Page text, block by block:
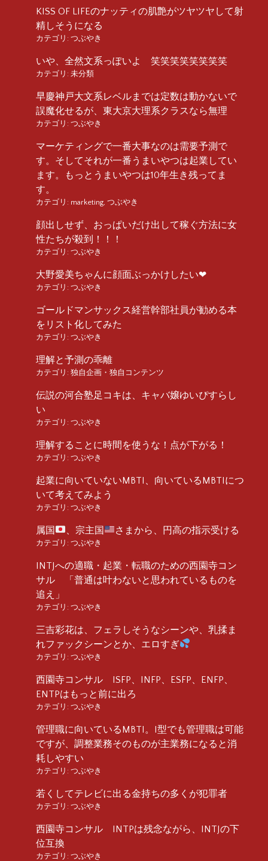
KISS OF LIFEのナッティの肌艶がツヤツヤして射
精しそうになる
カテゴリ: つぶやき
いや、全然文系っぽいよ 笑笑笑笑笑笑笑笑
カテゴリ: 未分類
早慶神戸大文系レベルまでは定数は動かないで
誤魔化せるが、東大京大理系クラスなら無理
カテゴリ: つぶやき
マーケティングで一番大事なのは需要予測で
す。そしてそれが一番うまいやつは起業してい
ます。もっとうまいやつは10年生き残ってま
す。
カテゴリ: marketing つぶやき
顔出しせず、おっぱいだけ出して稼ぐ方法に女
性たちが殺到！！！
カテゴリ: つぶやき
大野愛美ちゃんに顔面ぶっかけしたい❤︎
カテゴリ: つぶやき
ゴールドマンサックス経営幹部社員が勧める本
をリスト化してみた
カテゴリ: つぶやき
理解と予測の乖離
カテゴリ: 独自企画・独自コンテンツ
伝説の河合塾足コキは、キャバ嬢ゆいぴすらし
い
カテゴリ: つぶやき
理解することに時間を使うな！点が下がる！
カテゴリ: つぶやき
起業に向いていないMBTI、向いているMBTIにつ
いて考えてみよう
カテゴリ: つぶやき
属国 、宗主国 さまから、円高の指示受ける
カテゴリ: つぶやき
INTJへの適職・起業・転職のための西園寺コン
サル 「普通は叶わないと思われているものを
追え」
カテゴリ: つぶやき
三吉彩花は、フェラしそうなシーンや、乳揉ま
れファックシーンとか、エロすぎ
カテゴリ: つぶやき
西園寺コンサル ISFP、INFP、ESFP、ENFP、
ENTPはもっと前に出ろ
カテゴリ: つぶやき
管理職に向いているMBTI。I型でも管理職は可能
ですが、調整業務そのものが主業務になると消
耗しやすい
カテゴリ: つぶやき
若くしてテレビに出る金持ちの多くが犯罪者
カテゴリ: つぶやき
西園寺コンサル INTPは残念ながら、INTJの下
位互換
カテゴリ: つぶやき